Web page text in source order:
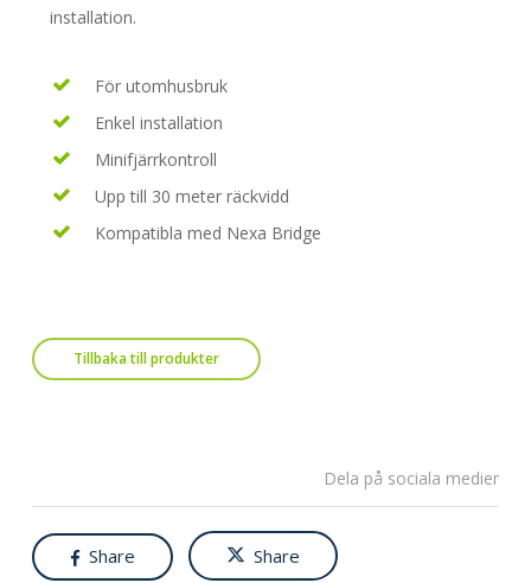
installation.
För utomhusbruk
Enkel installation
Minifjärrkontroll
Upp till 30 meter räckvidd
Kompatibla med Nexa Bridge
Tillbaka till produkter
Dela på sociala medier
Share Share